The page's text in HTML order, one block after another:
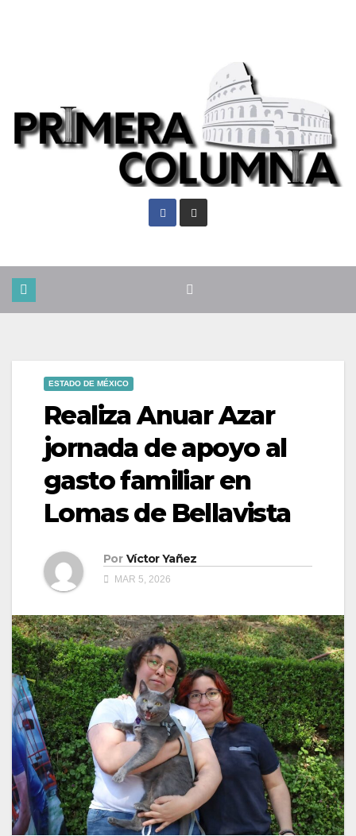
ESTADO DE MÉXICO
Realiza Anuar Azar
jornada de apoyo al
gasto familiar en
Lomas de Bellavista
Por Víctor Yañez
MAR 5, 2026